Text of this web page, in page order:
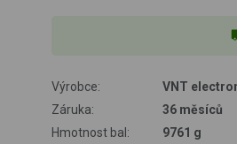
Výrobce:
VNT
Záruka:
36 měsíců
Hmotnost bal:
9761 g